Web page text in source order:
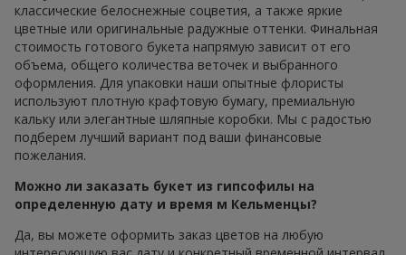
классические белоснежные соцветия, а также яркие
цветные или оригинальные радужные оттенки. Финальная
стоимость готового букета напрямую зависит от его
объема, общего количества веточек и выбранного
оформления. Для упаковки наши опытные флористы
используют плотную крафтовую бумагу, премиальную
кальку или элегантные шляпные коробки. Мы с радостью
подберем лучший вариант под ваши финансовые
пожелания.
Можно ли заказать букет из гипсофилы на
определенную дату и время м Кельменцы?
Да, вы можете оформить заказ цветов на любую